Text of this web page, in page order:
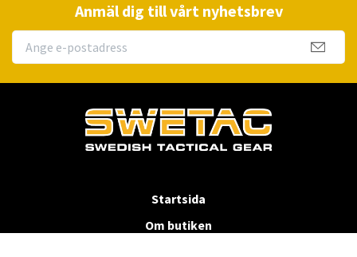
Anmäl dig till vårt nyhetsbrev
Startsida
Om butiken